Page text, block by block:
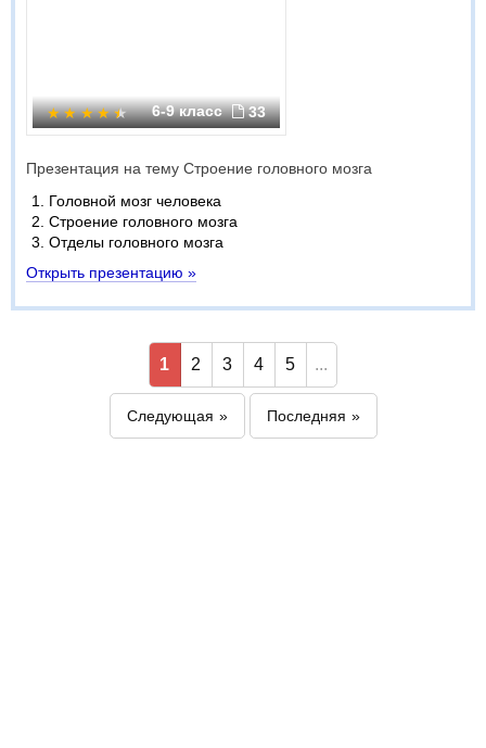
6-9 класс 33
Презентация на тему Строение головного мозга
Головной мозг человека
Строение головного мозга
Отделы головного мозга
Открыть презентацию »
1 2 3 4 5 ...
Следующая Последняя